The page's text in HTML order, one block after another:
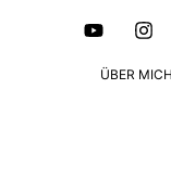
ÜBER MICH